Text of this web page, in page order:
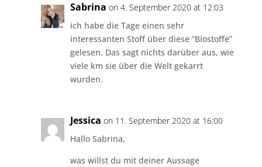
Sabrina on 4. September 2020 at 12:03
ich habe die Tage einen sehr
interessanten Stoff über diese “Biostoffe”
gelesen. Das sagt nichts darüber aus, wie
viele km sie über die Welt gekarrt
wurden.
Jessica on 11. September 2020 at 16:00
Hallo Sabrina,
was willst du mit deiner Aussage